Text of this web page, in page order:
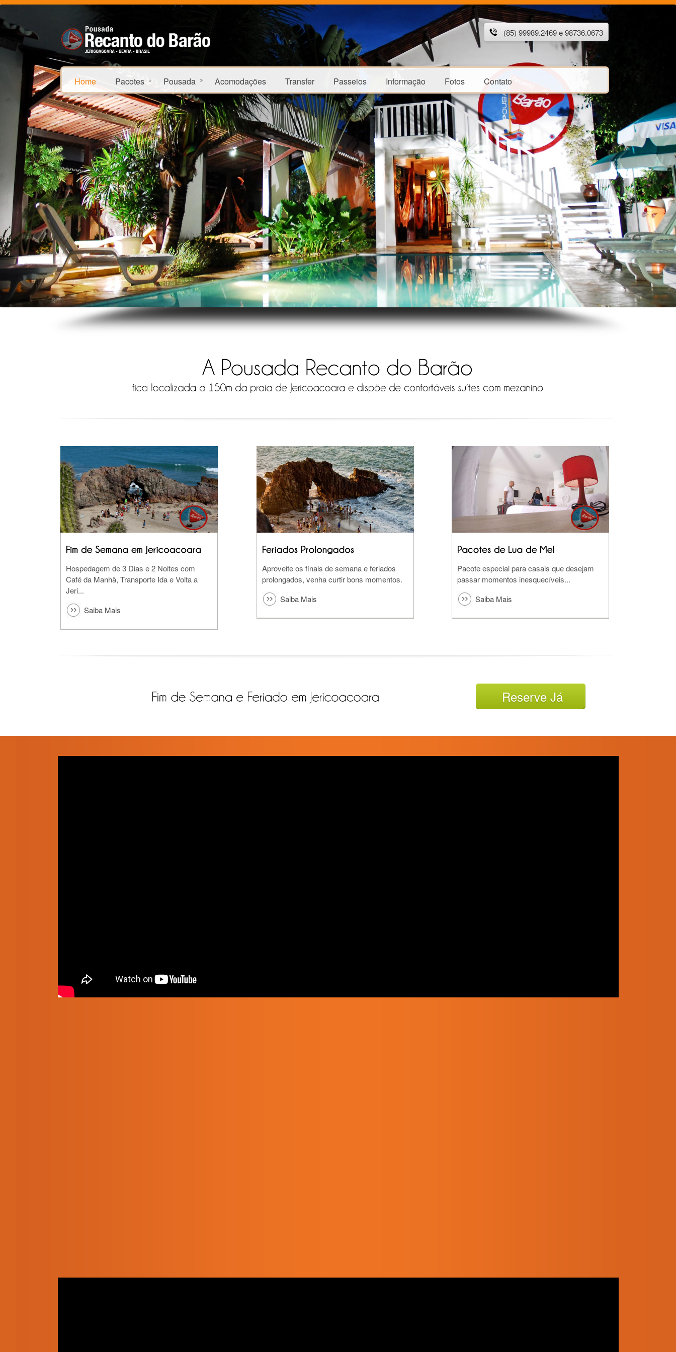
(85) 99989.2469 e 98736.0673
Home Pacotes Pousada Acomodações Transfer Passeios Informação Fotos Contato
Hospedagem de 3 Dias e 2 Noites com
Café da Manhã, Transporte Ida e Volta a
Jeri...
Saiba Mais
Aproveite os finais de semana e feriados
prolongados, venha curtir bons momentos.
Saiba Mais
Pacote especial para casais que desejam
passar momentos inesquecíveis...
Saiba Mais
Reserve Já